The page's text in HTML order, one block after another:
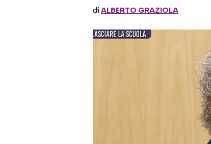
diALBERTO GRAZIOLA